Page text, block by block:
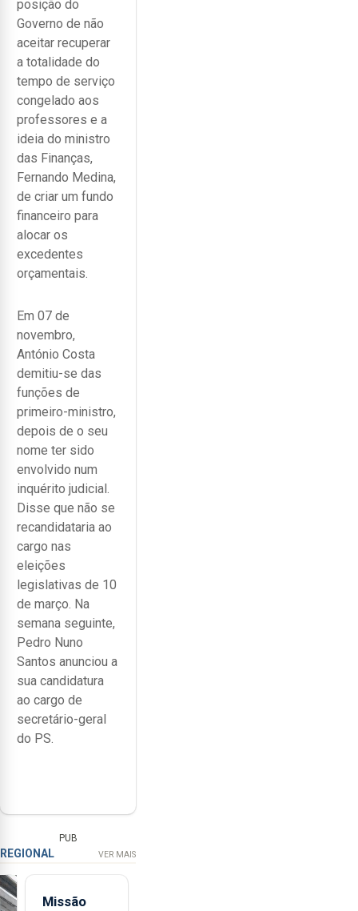
posição do
Governo de não
aceitar recuperar
a totalidade do
tempo de serviço
congelado aos
professores e a
ideia do ministro
das Finanças,
Fernando Medina,
de criar um fundo
financeiro para
alocar os
excedentes
orçamentais.
Em 07 de
novembro,
António Costa
demitiu-se das
funções de
primeiro-ministro,
depois de o seu
nome ter sido
envolvido num
inquérito judicial.
Disse que não se
recandidataria ao
cargo nas
eleições
legislativas de 10
de março. Na
semana seguinte,
Pedro Nuno
Santos anunciou a
sua candidatura
ao cargo de
secretário-geral
do PS.
PUB
REGIONAL VER MAIS
Missão